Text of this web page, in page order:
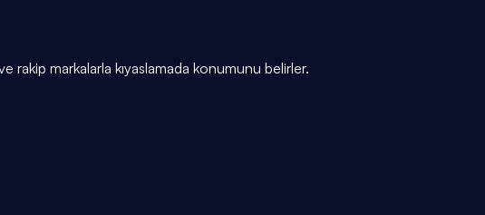
markalarla kıyaslamada konumunu belirler.